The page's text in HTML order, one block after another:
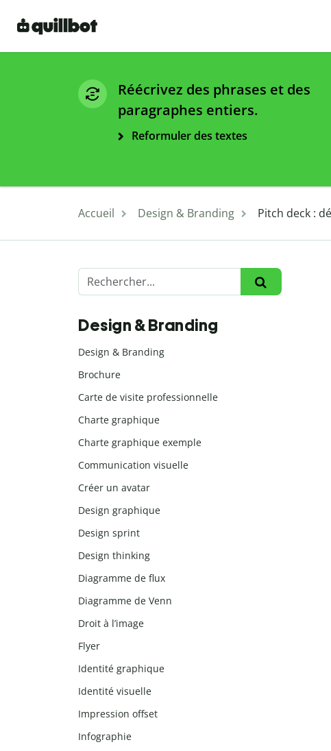
Réécrivez des phrases et des
paragraphes entiers.
Reformuler des textes
Accueil Design & Branding Pitch deck :
Design & Branding
Design & Branding
Brochure
Carte de visite professionnelle
Charte graphique
Charte graphique exemple
Communication visuelle
Créer un avatar
Design graphique
Design sprint
Design thinking
Diagramme de flux
Diagramme de Venn
Droit à l’image
Flyer
Identité graphique
Identité visuelle
Impression offset
Infographie